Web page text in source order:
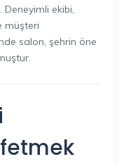
ekibi,
müşteri
salon, şehrin öne